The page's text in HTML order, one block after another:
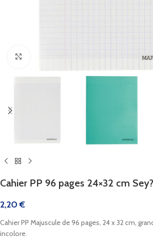
Cahier PP 96 pages 24×32 cm
2,20€
Cahier PP Majuscule de 96 pages, 24 x 32 cm,
incolore.